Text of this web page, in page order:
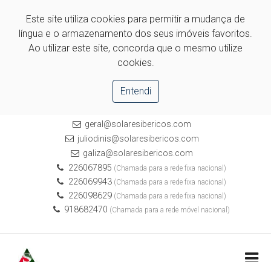
Este site utiliza cookies para permitir a mudança de
língua e o armazenamento dos seus imóveis favoritos.
Ao utilizar este site, concorda que o mesmo utilize
cookies.
Entendi
geral@solaresibericos.com
juliodinis@solaresibericos.com
galiza@solaresibericos.com
226067895 (Chamada para a rede fixa nacional)
226069943(Chamada para a rede fixa nacional)
226098629(Chamada para a rede fixa nacional)
918682470 (Chamada para a rede móvel nacional)